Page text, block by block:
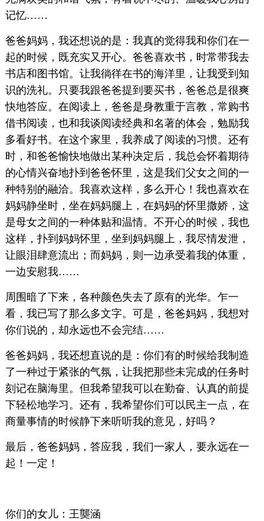
记忆……
爸爸妈妈，我还想说的是：我真的觉得我和你们在一
起的时候，既充实又开心。爸爸喜欢书，时常带我去
书店和图书馆。让我徜徉在书的海洋里，让我受到知
识的洗礼。只要我跟爸爸提到要买书，爸爸总是很爽
快地答应。在阅读上，爸爸是身教重于言教，常购书
借书阅读，也和我谈阅读经典和名著的体会，勉励我
多看好书。在这个家里，我养成了阅读的习惯。还有
时，和爸爸愉快地做出某种决定后，我总会怀着期待
的心情兴奋地扑到爸爸怀里，这是我们父女之间的一
种特别的融洽。我喜欢这样，多么开心！我也喜欢在
妈妈静坐时，坐在妈妈腿上，在妈妈的怀里撒娇，这
是母女之间的一种体贴和温情。不开心的时候，我也
这样，扑到妈妈怀里，坐到妈妈腿上，我尽情发泄，
让眼泪肆意流出；而妈妈，则一边承受着我的体重，
一边安慰我……
周围暗了下来，各种颜色失去了原有的光华。乍一
看，我已写了那么多文字。可是，爸爸妈妈，我想对
你们说的，却永远也不会完结……
爸爸妈妈，我还想直说的是：你们有的时候给我制造
了一种过于紧张的气氛，让我把那些未完成的任务时
刻记在脑海里。但我希望我可以在勤奋、认真的前提
下轻松地学习。还有，我希望你们可以民主一点，在
商量事情的时候静下来听听我的意见，好吗？
最后，爸爸妈妈，答应我，我们一家人，要永远在一
起！一定！
你们的女儿：王龑涵